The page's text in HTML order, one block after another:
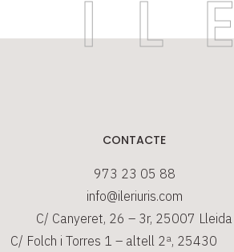
CONTACTE
973 23 05 88
info@ileriuris.com
C/ Canyeret, 26 – 3r, 25007 Lleida
C/ Folch i Torres 1 – altell 2ª, 25430